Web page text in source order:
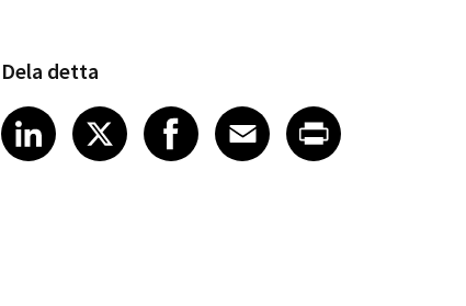
Dela detta
Share article on LinkedIn
LinkedIn
Share article on X
XShare article on
Facebook
Share article on
Email
Share